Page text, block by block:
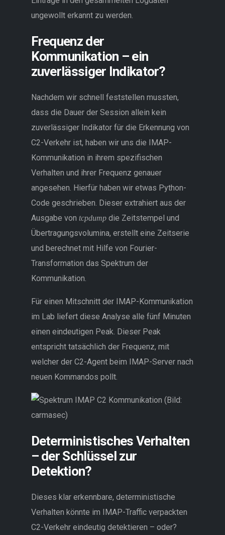
ungewollt erkannt zu werden.
Frequenz der
Kommunikation – ein
zuverlässiger Indikator?
Nachdem wir schnell feststellen mussten,
dass die Dauer der Session allein kein
zuverlässiger Indikator für die Erkennung von
C2-Verkehr ist, haben wir uns die IMAP-
Kommunikation in ihrem spezifischen
Verhalten und ihrer Frequenz genauer
angesehen. Hierfür haben wir etwas Python-
Code geschrieben. Dieser extrahiert aus der
Ausgabe von tcpdumpdie Zeitstempel und
Übertragungsvolumina, erstellt eine Zeitserie
und berechnet mit Hilfe von Fourier-
Transformation das Spektrum der
Kommunikation.
Für einen Mitschnitt der IMAP-Kommunikation
im Lab liefert diese Analyse alle fünf Minuten
einen eindeutigen Peak. Dieser Peak
entspricht tatsächlich der Frequenz, mit
welcher der C2-Agent beim IMAP-Server nach
neuen Kommandos pollt.
Deterministisches Verhalten
– der Schlüssel zur
Detektion?
Dieses klar erkennbare, deterministische
Verhalten könnte im IMAP-Traffic verpackten
C2-Verkehr eindeutig detektieren – oder?